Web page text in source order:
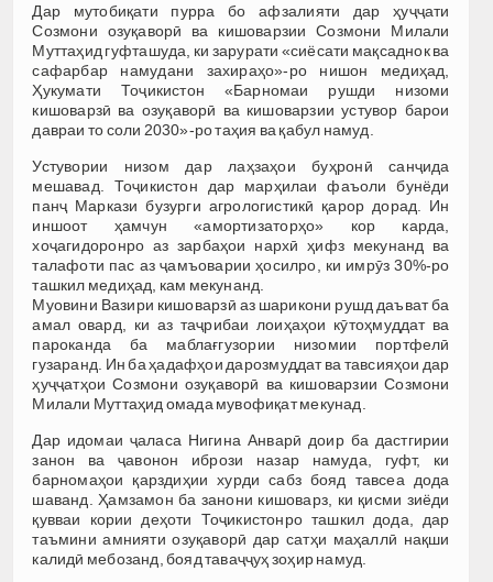
Дар мутобиқати пурра бо афзалияти дар ҳуҷҷати
Созмони озуқаворӣ ва кишоварзии Созмони Милали
Муттаҳид гуфташуда, ки зарурати «сиёсати мақсаднок ва
сафарбар намудани захираҳо»-ро нишон медиҳад,
Ҳукумати Тоҷикистон «Барномаи рушди низоми
кишоварзӣ ва озуқаворӣ ва кишоварзии устувор барои
давраи то соли 2030»-ро таҳия ва қабул намуд.
Устувории низом дар лаҳзаҳои буҳронӣ санҷида
мешавад. Тоҷикистон дар марҳилаи фаъоли бунёди
панҷ Маркази бузурги агрологистикӣ қарор дорад. Ин
иншоот ҳамчун «амортизаторҳо» кор карда,
хоҷагидоронро аз зарбаҳои нархӣ ҳифз мекунанд ва
талафоти пас аз ҷамъоварии ҳосилро, ки имрӯз 30%-ро
ташкил медиҳад, кам мекунанд.
Муовини Вазири кишоварзӣ аз шарикони рушд даъват ба
амал овард, ки аз таҷрибаи лоиҳаҳои кӯтоҳмуддат ва
пароканда ба маблағгузории низомии портфелӣ
гузаранд. Ин ба ҳадафҳои дарозмуддат ва тавсияҳои дар
ҳуҷҷатҳои Созмони озуқаворӣ ва кишоварзии Созмони
Милали Муттаҳид омада мувофиқат мекунад.
Дар идомаи ҷаласа Нигина Анварӣ доир ба дастгирии
занон ва ҷавонон ибрози назар намуда, гуфт, ки
барномаҳои қарздиҳии хурди сабз бояд тавсеа дода
шаванд. Ҳамзамон ба занони кишоварз, ки қисми зиёди
қувваи кории деҳоти Тоҷикистонро ташкил дода, дар
таъмини амнияти озуқаворӣ дар сатҳи маҳаллӣ нақши
калидӣ мебозанд, бояд таваҷҷуҳ зоҳир намуд.